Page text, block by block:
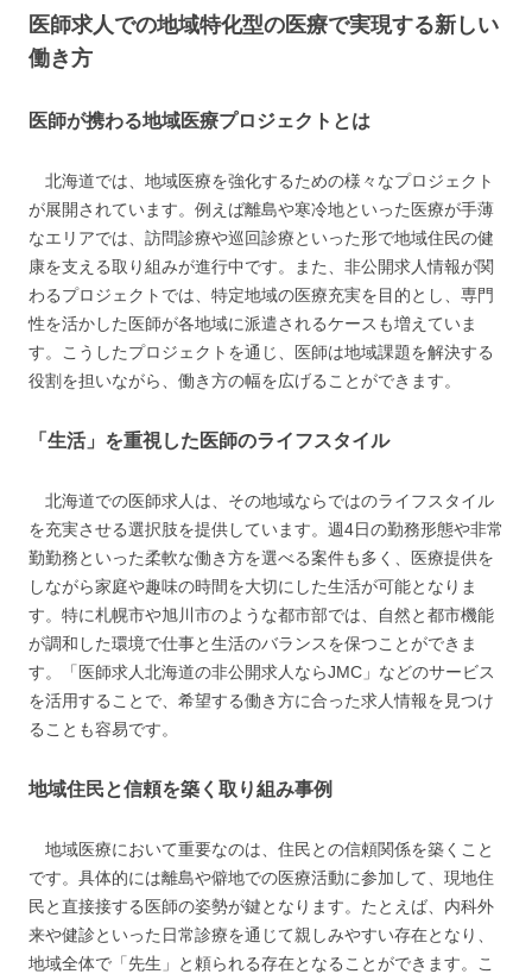
医師求人での地域特化型の医療で実現する新しい
働き方
医師が携わる地域医療プロジェクトとは
北海道では、地域医療を強化するための様々なプロジェクト
が展開されています。例えば離島や寒冷地といった医療が手薄
なエリアでは、訪問診療や巡回診療といった形で地域住民の健
康を支える取り組みが進行中です。また、非公開求人情報が関
わるプロジェクトでは、特定地域の医療充実を目的とし、専門
性を活かした医師が各地域に派遣されるケースも増えていま
す。こうしたプロジェクトを通じ、医師は地域課題を解決する
役割を担いながら、働き方の幅を広げることができます。
「生活」を重視した医師のライフスタイル
北海道での医師求人は、その地域ならではのライフスタイル
を充実させる選択肢を提供しています。週4日の勤務形態や非常
勤勤務といった柔軟な働き方を選べる案件も多く、医療提供を
しながら家庭や趣味の時間を大切にした生活が可能となりま
す。特に札幌市や旭川市のような都市部では、自然と都市機能
が調和した環境で仕事と生活のバランスを保つことができま
す。「医師求人北海道の非公開求人ならJMC」などのサービス
を活用することで、希望する働き方に合った求人情報を見つけ
ることも容易です。
地域住民と信頼を築く取り組み事例
地域医療において重要なのは、住民との信頼関係を築くこと
です。具体的には離島や僻地での医療活動に参加して、現地住
民と直接接する医師の姿勢が鍵となります。たとえば、内科外
来や健診といった日常診療を通じて親しみやすい存在となり、
地域全体で「先生」と頼られる存在となることができます。こ